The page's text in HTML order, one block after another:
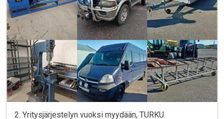
2. Yritysjärjestelyn vuoksi myydään, TURKU